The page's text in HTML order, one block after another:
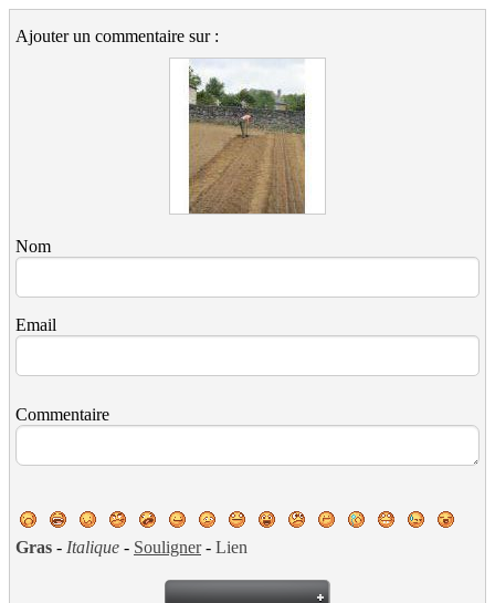
Ajouter un commentaire sur :
Nom
Email
Commentaire
Gras - Italique - Souligner- Lien